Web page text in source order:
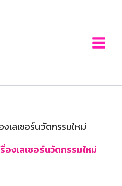
เลเซอร์นวัตกรรมใหม่
งเลเซอร์นวัตกรรมใหม่
เซอร์ลบรอยสัก อยู่ หมอฟร้อง